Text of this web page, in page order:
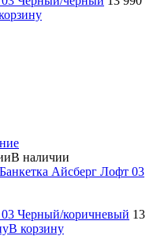
В наличии
Черный/коричневый 13
В корзину